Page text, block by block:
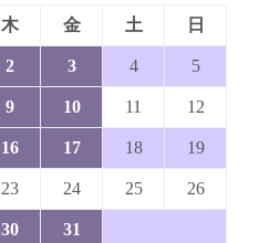
木 金 土 日
2 3 4 5
9 10 11 12
16 17 18 19
23 24 25 26
30 31